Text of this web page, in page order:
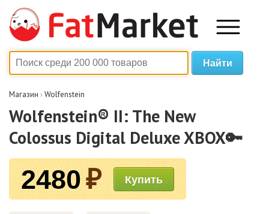
Магазин › Wolfenstein
Wolfenstein® II: The New
Colossus Digital Deluxe XBOX🔑
2480₽